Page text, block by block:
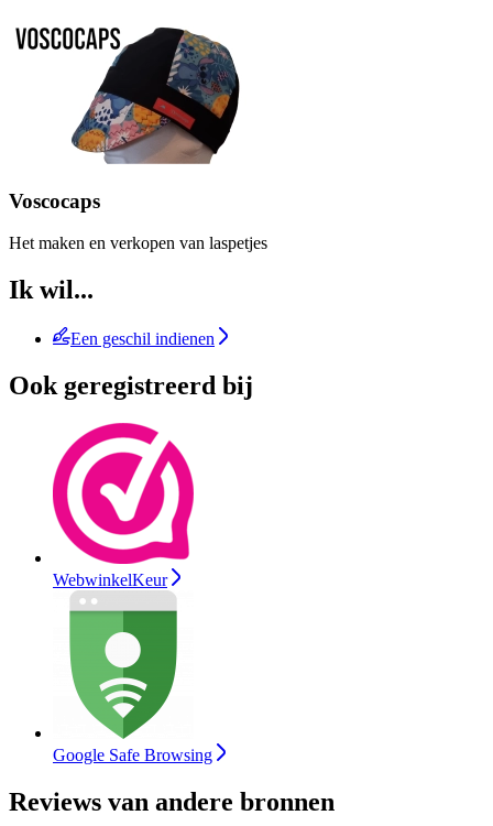
Voscocaps
Het maken en verkopen van laspetjes
Ik wil...
Een geschil indienen
Ook geregistreerd bij
WebwinkelKeur
Google Safe Browsing
Reviews van andere bronnen